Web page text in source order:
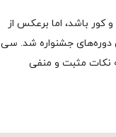
باشد، اما برعکس از
دوره‌های جشنواره شد. سی
نکات مثبت و منفی